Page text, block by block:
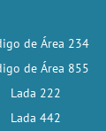
de Área 234
de Área 855
Lada 222
Lada 442